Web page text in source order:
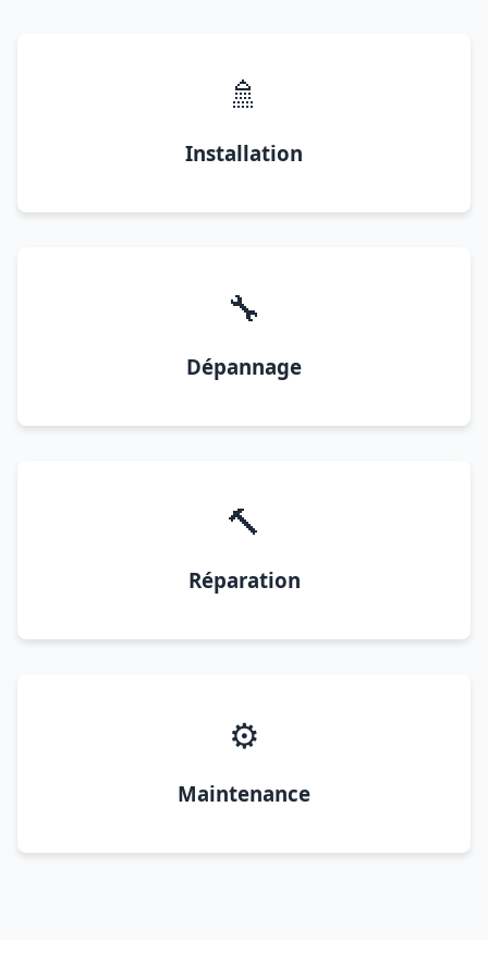
🚿
Installation
🔧
Dépannage
🔨
Réparation
⚙️
Maintenance